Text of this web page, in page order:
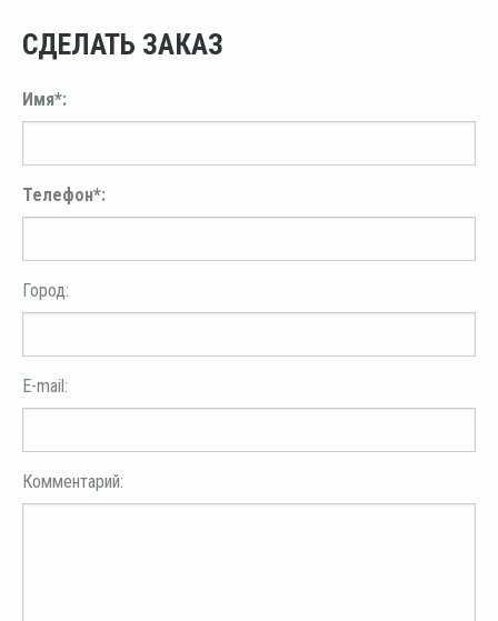
СДЕЛАТЬ ЗАКАЗ
Имя*:
Телефон*:
Город:
E-mail:
Комментарий: